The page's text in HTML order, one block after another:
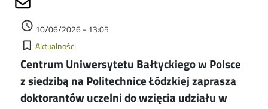
access_time 10/06/2026 - 13:05
bookmark_border Kategorie
Aktualności
Centrum Uniwersytetu Bałtyckiego w Polsce
z siedzibą na Politechnice Łódzkiej zaprasza
doktorantów uczelni do wzięcia udziału w